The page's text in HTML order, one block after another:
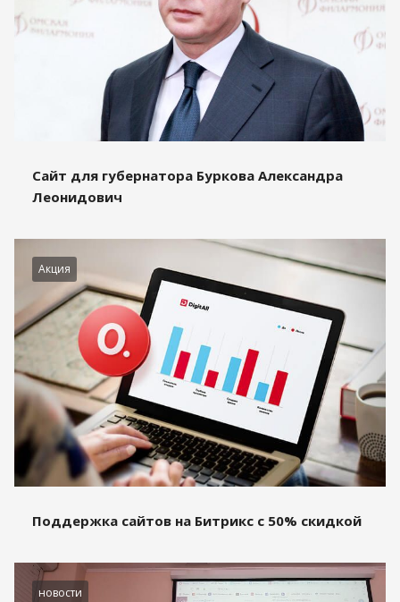
Сайт для губернатора Буркова Александра
Леонидович
Акция
Поддержка сайтов на Битрикс с 50% скидкой
новости